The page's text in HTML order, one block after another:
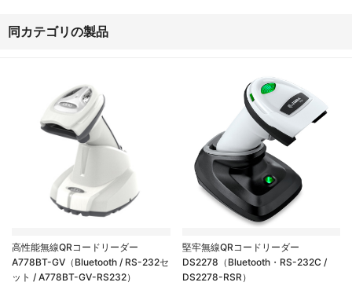
同カテゴリの製品
高性能無線QRコードリーダー
A778BT-GV（Bluetooth / RS-232セ
ット / A778BT-GV-RS232）
堅牢無線QRコードリーダー
DS2278（Bluetooth・RS-232C /
DS2278-RSR）